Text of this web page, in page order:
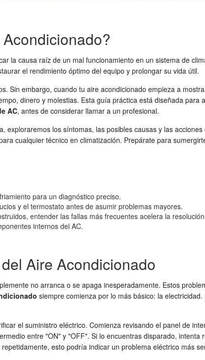
la causa raíz de un mal funcionamiento en un sistema de
el rendimiento óptimo del equipo y prolongar su vida útil.
Sin embargo, cuando tu aire acondicionado empieza a
dinero y molestias. Esta guía práctica está diseñada para
AC, antes de considerar llamar a un profesional.
exploraremos los síntomas, las posibles causas y las
cualquier técnico en climatización. Prepárate para
para un diagnóstico preciso.
y el termostato antes de asumir problemas mayores.
entender las fallas más frecuentes acelera la
internos del AC.
Aire Acondicionado
no arranca o se apaga inesperadamente. Estos
siempre comienza por lo más básico: la
el suministro eléctrico. Comienza revisando el panel de
entre "ON" y "OFF". Si lo encuentras disparado,
esto podría indicar un problema eléctrico más